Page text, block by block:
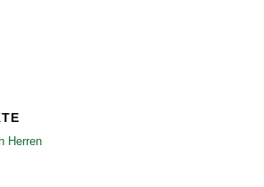
Herren